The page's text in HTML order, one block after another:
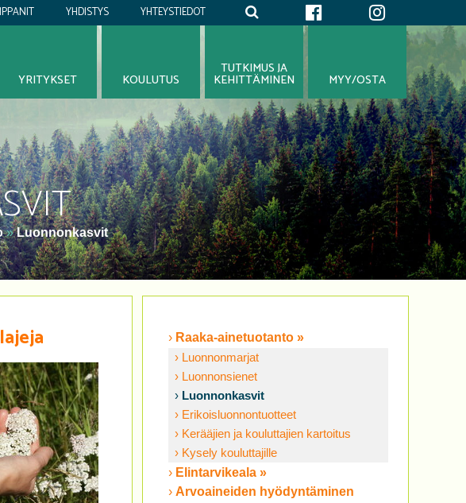
YHTEYSTIEDOT
YHDISTYS
»Luonnonkasvit
MYY/OSTA
TUTKIMUS JA
KEHITTÄMINEN
KOULUTUS
YRITYKSET
Raaka-ainetuotanto »
Luonnonmarjat
Luonnonsienet
Luonnonkasvit
Erikoisluonnontuotteet
Kerääjien ja kouluttajien kartoitus
Kysely kouluttajille
Elintarvikeala »
Arvoaineiden hyödyntäminen